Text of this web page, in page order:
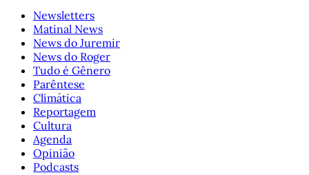
Newsletters
Matinal News
News do Juremir
News do Roger
Tudo é Gênero
Parêntese
Climática
Reportagem
Cultura
Agenda
Opinião
Podcasts